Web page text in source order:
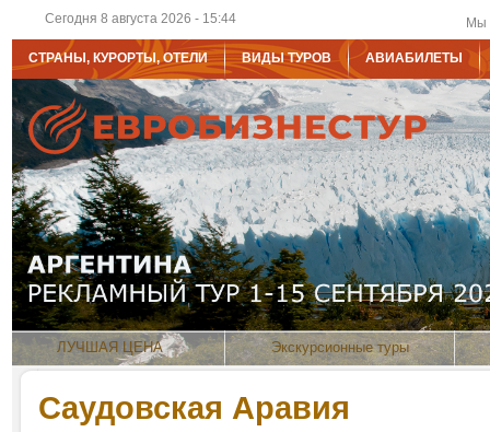
Сегодня 8 августа 2026 - 15:44 Мы
СТРАНЫ, КУРОРТЫ, ОТЕЛИ ВИДЫ ТУРОВ АВИАБИЛЕТЫ
ЛУЧШАЯ ЦЕНА Экскурсионные туры
Саудовская Аравия